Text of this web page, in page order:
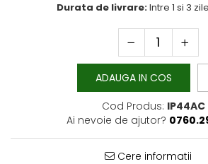
Durata de livrare:Intre 1 si 3
ADAUGA IN COS
Cod Produs: IP44AC
Ai nevoie de ajutor?
Cere informatii